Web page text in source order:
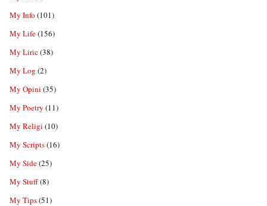
My Info (101)
My Life(156)
My Liric(38)
My Log (2)
My Opini (35)
My Poetry (11)
My Religi (10)
My Scripts(16)
My Side(25)
My Stuff(8)
My Tips(51)